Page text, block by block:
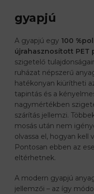
gyapjú
A gyapjú egy 100
újrahasznosított PET
szigetelő
ruházat népszerű
hatékonyan kiürítheti
tapintás és a
nagymértékben
szárítás jellemzi.
mosás után nem
olvassa el, hogyan kell
Pontosan ebben az
eltérhetnek.
A modern gyapjú
jellemzői – az így